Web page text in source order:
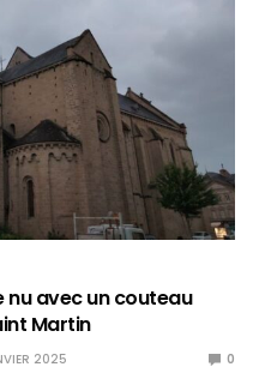
nu avec un couteau
Martin
2025 0